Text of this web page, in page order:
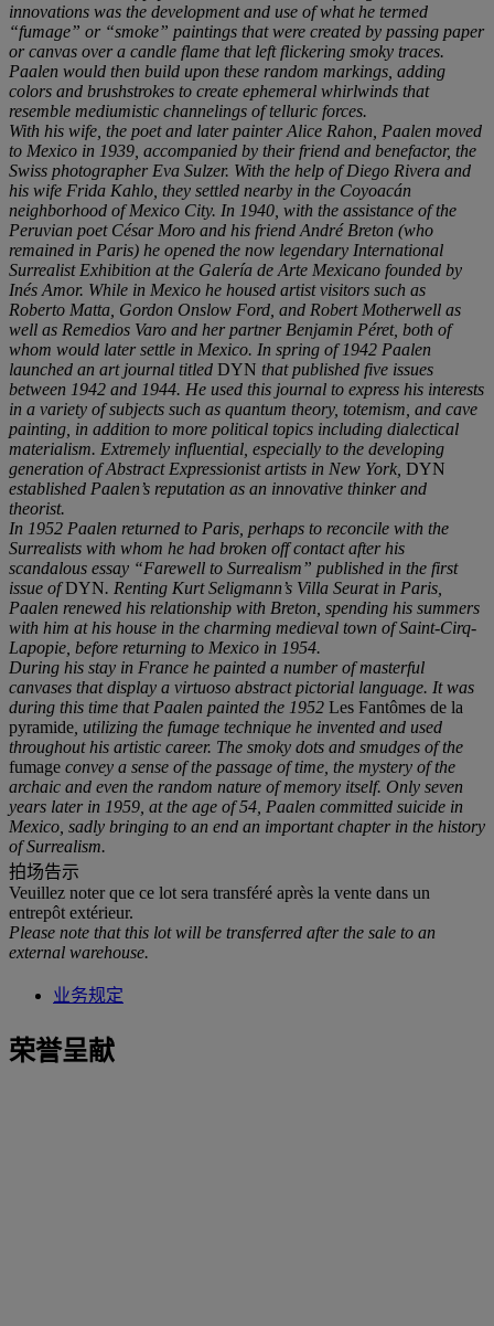
innovations was the development and use of what he termed
“fumage” or “smoke” paintings that were created by passing paper
or canvas over a candle flame that left flickering smoky traces.
Paalen would then build upon these random markings, adding
colors and brushstrokes to create ephemeral whirlwinds that
resemble mediumistic channelings of telluric forces.
With his wife, the poet and later painter Alice Rahon, Paalen moved
to Mexico in 1939, accompanied by their friend and benefactor, the
Swiss photographer Eva Sulzer. With the help of Diego Rivera and
his wife Frida Kahlo, they settled nearby in the Coyoacán
neighborhood of Mexico City. In 1940, with the assistance of the
Peruvian poet César Moro and his friend André Breton (who
remained in Paris) he opened the now legendary International
Surrealist Exhibition at the Galería de Arte Mexicano founded by
Inés Amor. While in Mexico he housed artist visitors such as
Roberto Matta, Gordon Onslow Ford, and Robert Motherwell as
well as Remedios Varo and her partner Benjamin Péret, both of
whom would later settle in Mexico. In spring of 1942 Paalen
launched an art journal titled DYN that published five issues
between 1942 and 1944. He used this journal to express his interests
in a variety of subjects such as quantum theory, totemism, and cave
painting, in addition to more political topics including dialectical
materialism. Extremely influential, especially to the developing
generation of Abstract Expressionist artists in New York, DYN
established Paalen’s reputation as an innovative thinker and
theorist.
In 1952 Paalen returned to Paris, perhaps to reconcile with the
Surrealists with whom he had broken off contact after his
scandalous essay “Farewell to Surrealism” published in the first
issue ofDYN. Renting Kurt Seligmann’s Villa Seurat in Paris,
Paalen renewed his relationship with Breton, spending his summers
with him at his house in the charming medieval town of Saint-Cirq-
Lapopie, before returning to Mexico in 1954.
During his stay in France he painted a number of masterful
canvases that display a virtuoso abstract pictorial language. It was
during this time that Paalen painted the 1952 Les Fantômes de la
pyramide , utilizing the fumage technique he invented and used
throughout his artistic career. The smoky dots and smudges of the
fumage convey a sense of the passage of time, the mystery of the
archaic and even the random nature of memory itself. Only seven
years later in 1959, at the age of 54, Paalen committed suicide in
Mexico, sadly bringing to an end an important chapter in the history
of Surrealism.
拍场告示
Veuillez noter que ce lot sera transféré après la vente dans un
entrepôt extérieur.
Please note that this lot will be transferred after the sale to an
external warehouse.
业务规定
荣誉呈献